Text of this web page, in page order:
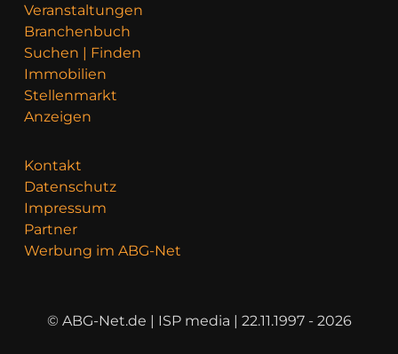
Veranstaltungen
Branchenbuch
Suchen | Finden
Immobilien
Stellenmarkt
Anzeigen
Kontakt
Datenschutz
Impressum
Partner
Werbung im ABG-Net
© ABG-Net.de | ISP media | 22.11.1997 - 2026